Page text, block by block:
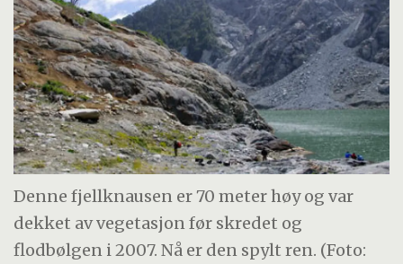
Denne fjellknausen er 70 meter høy og var
dekket av vegetasjon før skredet og
flodbølgen i 2007. Nå er den spylt ren. (Foto: